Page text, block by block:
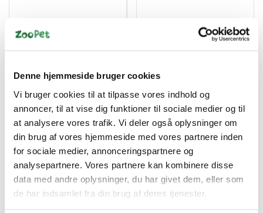
Denne hjemmeside bruger cookies
Vi bruger cookies til at tilpasse vores indhold og
annoncer, til at vise dig funktioner til sociale medier og til
at analysere vores trafik. Vi deler også oplysninger om
din brug af vores hjemmeside med vores partnere inden
for sociale medier, annonceringspartnere og
analysepartnere. Vores partnere kan kombinere disse
data med andre oplysninger, du har givet dem, eller som
de har indsamlet fra din brug af deres tjenester.
Bestsælgende varer i Hundelegetøj
Spar 41% Spar 50%